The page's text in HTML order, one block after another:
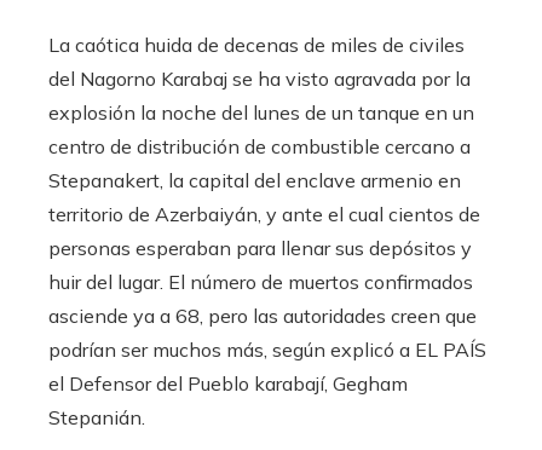
La caótica huida de decenas de miles de civiles
del Nagorno Karabaj se ha visto agravada por la
explosión la noche del lunes de un tanque en un
centro de distribución de combustible cercano a
Stepanakert, la capital del enclave armenio en
territorio de Azerbaiyán, y ante el cual cientos de
personas esperaban para llenar sus depósitos y
huir del lugar. El número de muertos confirmados
asciende ya a 68, pero las autoridades creen que
podrían ser muchos más, según explicó a EL PAÍS
el Defensor del Pueblo karabají, Gegham
Stepanián.